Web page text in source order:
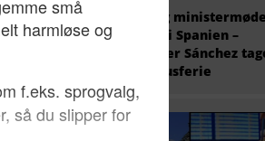
EU holder i dag
migrantkrisen i Spanien –
premierminister Sánchez
fire ugers luksusferie